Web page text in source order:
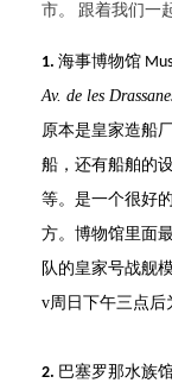
市。
跟着我们一
1. 海事博物馆
Av. de les
原本是皇家造船
船，还有船舶的
等。 是一个很好
方。 博物馆里面
队的皇家号战舰模
v周日下午三点后
2. 巴塞罗那水族